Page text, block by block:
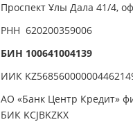
Проспект Ұлы Дала 41/4,
РНН 620200359006
БИН 100641004139
ИИК
АО «Банк Центр Кредит»
БИК KCJBKZKX